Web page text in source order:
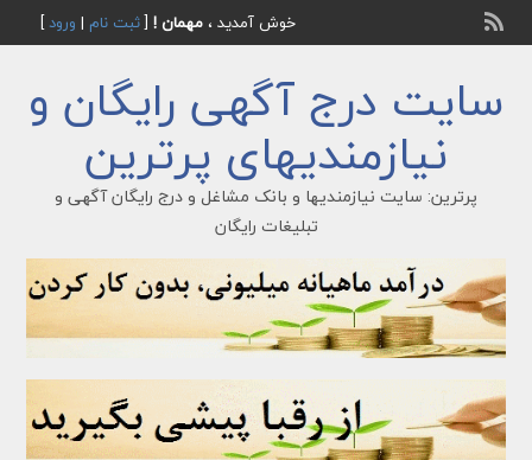
خوش آمدید ، مهمان ![ثبت نام | ورود]
سایت درج آگهی رایگان و
نیازمندیهای پرترین
پرترین: سایت نیازمندیها و بانک مشاغل و درج رایگان آگهی و
تبلیغات رایگان